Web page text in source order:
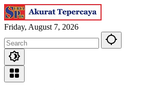
Skip
to
content
Friday, August 7, 2026